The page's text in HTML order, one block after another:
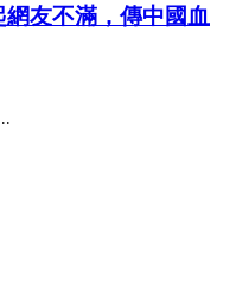
友不滿，傳中國血